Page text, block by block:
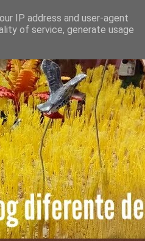
IP address and user-agent
of service, generate usage